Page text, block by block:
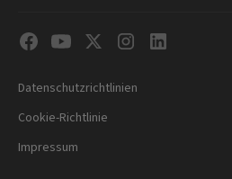
Datenschutzrichtlinien
Cookie-Richtlinie
Impressum